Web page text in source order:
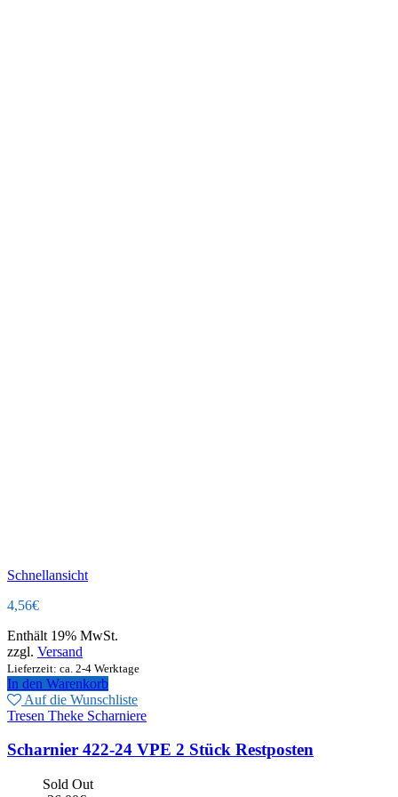
Schnellansicht
4,56€
Enthält 19% MwSt.
zzgl. Versand
Lieferzeit: ca. 2-4 Werktage
In den Warenkorb
Auf die Wunschliste
Tresen Theke Scharniere
Scharnier 422-24 VPE 2 Stück Restposten
Sold Out